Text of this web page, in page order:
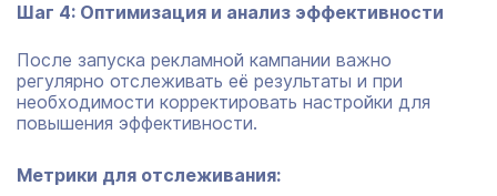
Шаг 4: Оптимизация и анализ эффективности
После запуска рекламной кампании важно
регулярно отслеживать её результаты и при
необходимости корректировать настройки для
повышения эффективности.
Метрики для отслеживания: